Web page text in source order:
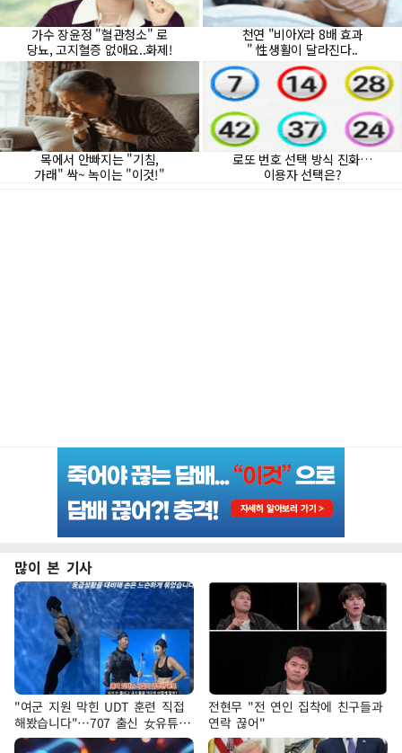
많이 본 기사
"여군 지원 막힌 UDT 훈련 직접
해봤습니다"…707 출신 女유튜버
'완벽 소화'
전현무 "전 연인 집착에 친구들과
연락 끊어"